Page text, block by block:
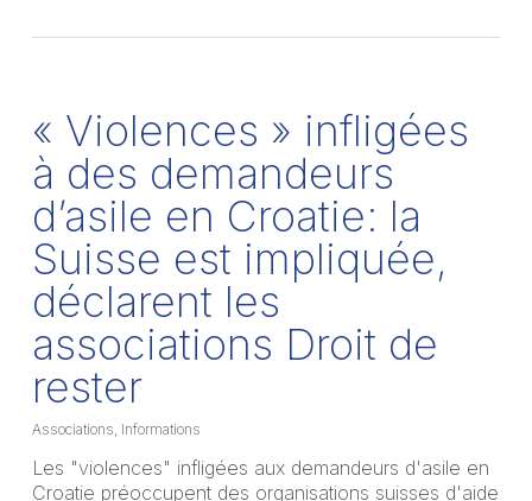
« Violences » infligées
à des demandeurs
d’asile en Croatie: la
Suisse est impliquée,
déclarent les
associations Droit de
rester
Associations, Informations
Les "violences" infligées aux demandeurs d'asile en
Croatie préoccupent des organisations suisses d'aide